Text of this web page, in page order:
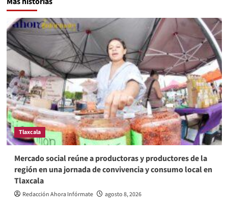
Tlaxcala
Mercado social reúne a productoras y productores de la
región en una jornada de convivencia y consumo local en
Tlaxcala
Redacción Ahora Infórmate agosto 8, 2026